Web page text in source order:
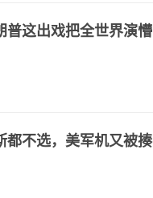
普这出戏把全世界演懵
都不选，美军机又被揍